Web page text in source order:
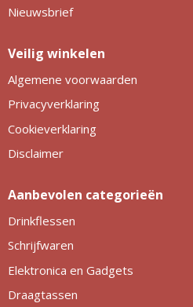
Nieuwsbrief
Veilig winkelen
Algemene voorwaarden
Privacyverklaring
Cookieverklaring
Disclaimer
Aanbevolen categorieën
Drinkflessen
Schrijfwaren
Elektronica en Gadgets
Draagtassen